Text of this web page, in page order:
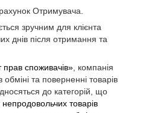
Отримувача.
зручним для клієнта
днів після отримання та
прав споживачів» , компанія
та поверненні товарів
до категорій, що
непродовольчих товарів